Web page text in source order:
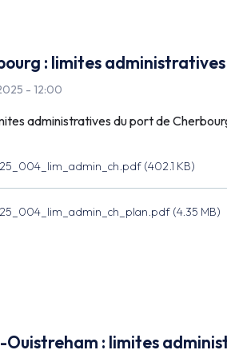
: limites
- 12:00
administratives du port de
(402.1 KB)
(4.35 MB)
Ouistreham : limites